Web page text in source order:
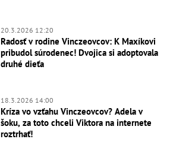
20.3.2026 12:20
Radosť v rodine Vinczeovcov: K Maxíkovi
pribudol súrodenec! Dvojica si adoptovala
druhé dieťa
18.3.2026 14:00
Kríza vo vzťahu Vinczeovcov? Adela v
šoku, za toto chceli Viktora na internete
roztrhať!